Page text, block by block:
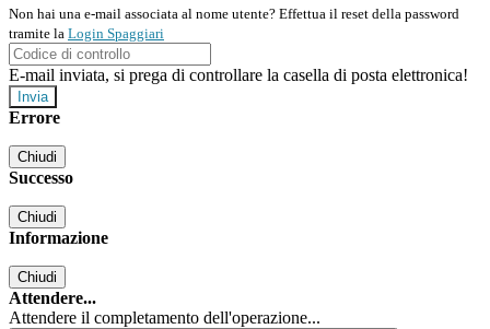
Non hai una e-mail associata al nome utente? Effettua il reset della password
tramite la Login Spaggiari
E-mail inviata, si prega di controllare la casella di posta elettronica!
Errore
Chiudi
Successo
Chiudi
Informazione
Chiudi
Attendere...
Attendere il completamento dell'operazione...